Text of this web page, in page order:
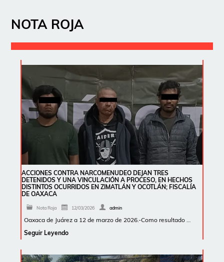
NOTA ROJA
ACCIONES CONTRA NARCOMENUDEO DEJAN TRES
DETENIDOS Y UNA VINCULACIÓN A PROCESO, EN HECHOS
DISTINTOS OCURRIDOS EN ZIMATLÁN Y OCOTLÁN; FISCALÍA
DE OAXACA
Nota Roja 12/03/2026 admin
Oaxaca de Juárez a 12 de marzo de 2026.-Como resultado …
Seguir Leyendo